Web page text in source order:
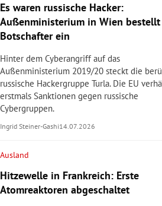
Es waren russische Hacker:
Außenministerium in Wien bestellt
Botschafter ein
Hinter dem Cyberangriff auf das
Außenministerium 2019/20 steckt die
russische Hackergruppe Turla. Die EU
erstmals Sanktionen gegen russische
Cybergruppen.
Ingrid Steiner-Gashi14.07.2026
Ausland
Hitzewelle in Frankreich: Erste
Atomreaktoren abgeschaltet